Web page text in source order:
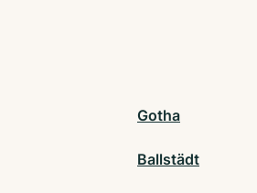
Gotha
Ballstädt